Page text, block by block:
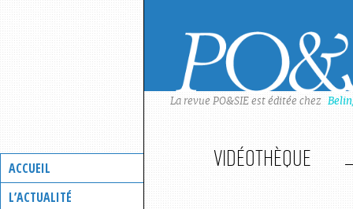
ACCUEIL
L’ACTUALITÉ
La revue PO&SIE est éditée chez
Vidéothèque